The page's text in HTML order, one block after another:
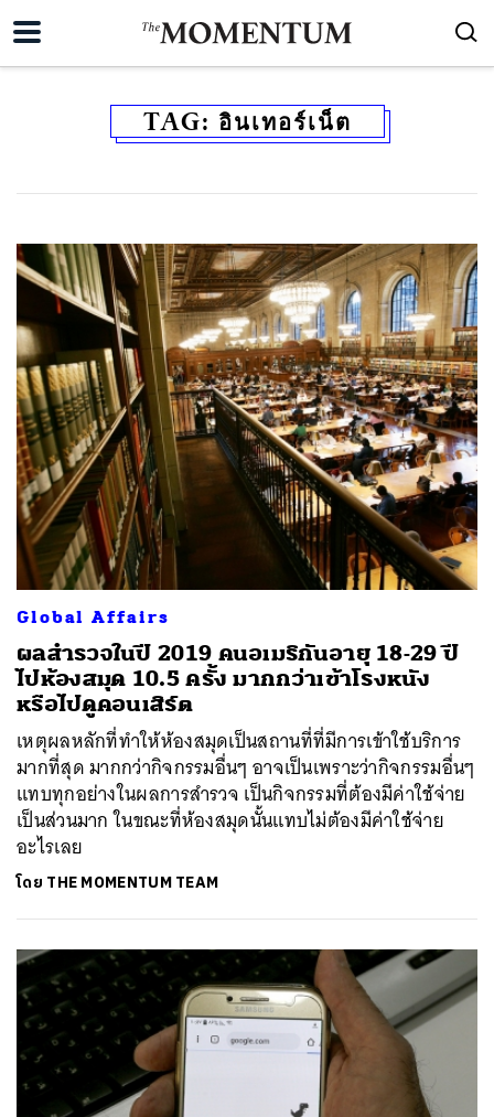
TAG: อินเทอร์เน็ต
Global Affairs
ผลสำรวจในปี 2019 คนอเมริกันอายุ 18-29 ปี
ไปห้องสมุด 10.5 ครั้ง มากกว่าเข้าโรงหนัง
หรือไปดูคอนเสิร์ต
เหตุผลหลักที่ทำให้ห้องสมุดเป็นสถานที่ที่มีการเข้าใช้บริการ
มากที่สุด มากกว่ากิจกรรมอื่นๆ อาจเป็นเพราะว่ากิจกรรมอื่นๆ
แทบทุกอย่างในผลการสำรวจ เป็นกิจกรรมที่ต้องมีค่าใช้จ่าย
เป็นส่วนมาก ในขณะที่ห้องสมุดนั้นแทบไม่ต้องมีค่าใช้จ่าย
อะไรเลย
โดย THE MOMENTUM TEAM